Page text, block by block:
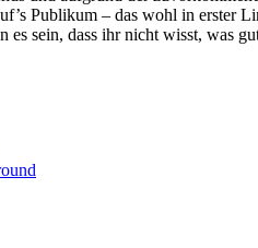
Publikum – das wohl in
sein, dass ihr nicht wisst, was